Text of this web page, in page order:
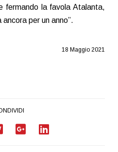
fermando la favola Atalanta,
per un anno”.
18 Maggio 2021